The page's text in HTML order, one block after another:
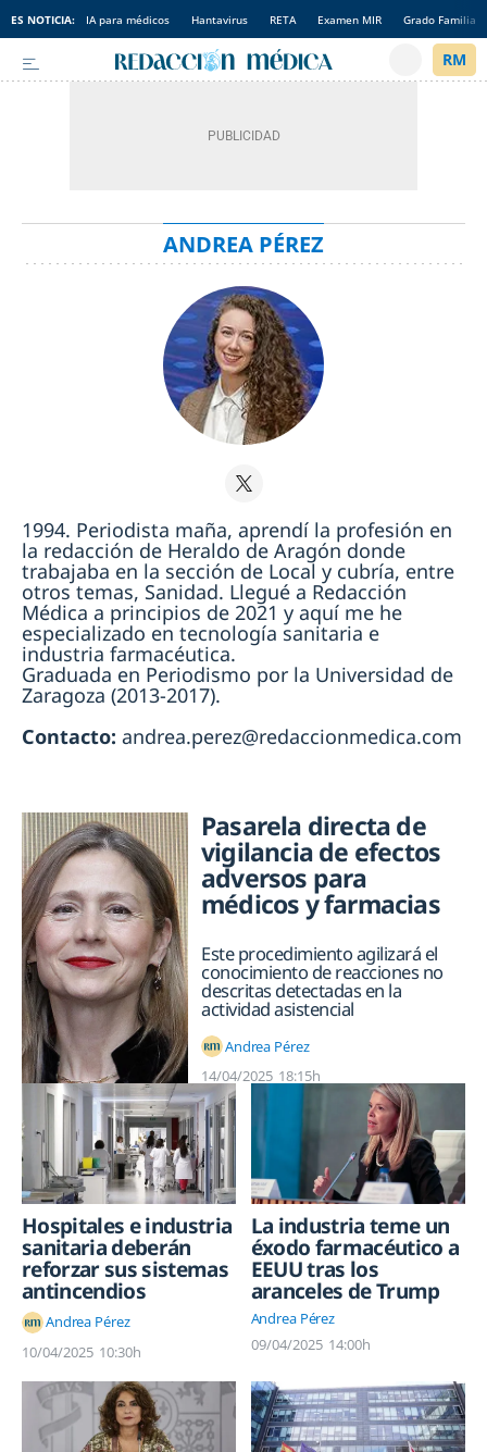
ES NOTICIA: IA para médicos Hantavirus RETA Examen MIR Grado Familia
ANDREA PÉREZ
1994. Periodista maña, aprendí la profesión en
la redacción de Heraldo de Aragón donde
trabajaba en la sección de Local y cubría, entre
otros temas, Sanidad. Llegué a Redacción
Médica a principios de 2021 y aquí me he
especializado en tecnología sanitaria e
industria farmacéutica.
Graduada en Periodismo por la Universidad de
Zaragoza (2013-2017).
Contacto: andrea.perez@redaccionmedica.com
Pasarela directa de
vigilancia de efectos
adversos para
médicos y farmacias
Este procedimiento agilizará el
conocimiento de reacciones no
descritas detectadas en la
actividad asistencial
Andrea Pérez
14/04/2025 18:15h
Hospitales e industria
sanitaria deberán
reforzar sus sistemas
antincendios
Andrea Pérez
10/04/2025 10:30h
La industria teme un
éxodo farmacéutico a
EEUU tras los
aranceles de Trump
Andrea Pérez
09/04/2025 14:00h